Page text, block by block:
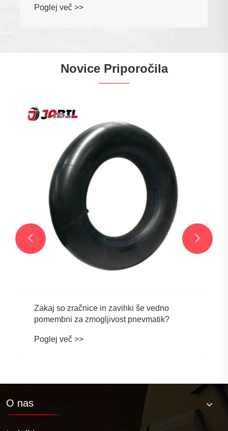
Poglej več >>
Novice Priporočila
Zakaj so zračnice in zavihki še vedno
pomembni za zmogljivost pnevmatik?
Poglej več >>
 
O nas